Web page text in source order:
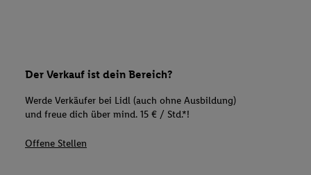
Der Verkauf ist dein Bereich?
Werde Verkäufer bei Lidl (auch ohne Ausbildung)
und freue dich über mind. 15 € / Std.*!
Offene Stellen